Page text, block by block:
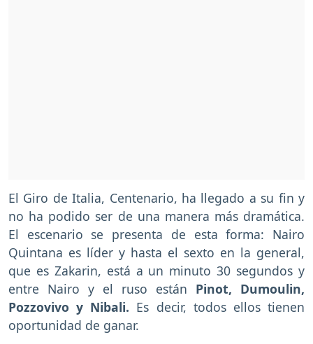
El Giro de Italia, Centenario, ha llegado a su fin y
no ha podido ser de una manera más dramática.
El escenario se presenta de esta forma: Nairo
Quintana es líder y hasta el sexto en la general,
que es Zakarin, está a un minuto 30 segundos y
entre Nairo y el ruso están Pinot, Dumoulin,
Pozzovivo y Nibali. Es decir, todos ellos tienen
oportunidad de ganar.